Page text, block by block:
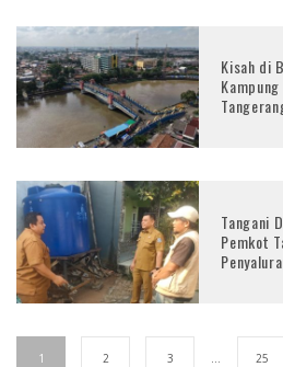
Kisah di
Tangani
Pemkot
1 2 3 25